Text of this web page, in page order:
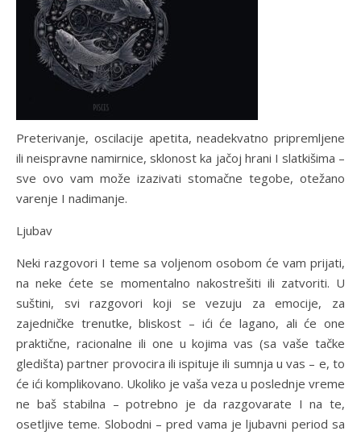
Preterivanje, oscilacije apetita, neadekvatno pripremljene
ili neispravne namirnice, sklonost ka jačoj hrani I slatkišima –
sve ovo vam može izazivati stomačne tegobe, otežano
varenje I nadimanje.
Ljubav
Neki razgovori I teme sa voljenom osobom će vam prijati,
na neke ćete se momentalno nakostrešiti ili zatvoriti. U
suštini, svi razgovori koji se vezuju za emocije, za
zajedničke trenutke, bliskost – ići će lagano, ali će one
praktične, racionalne ili one u kojima vas (sa vaše tačke
gledišta) partner provocira ili ispituje ili sumnja u vas – e, to
će ići komplikovano. Ukoliko je vaša veza u poslednje vreme
ne baš stabilna – potrebno je da razgovarate I na te,
osetljive teme. Slobodni – pred vama je ljubavni period sa